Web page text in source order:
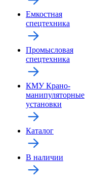
Емкостная
спецтехника
Промысловая
спецтехника
КМУ Крано-
манипуляторные
установки
Каталог
В наличии